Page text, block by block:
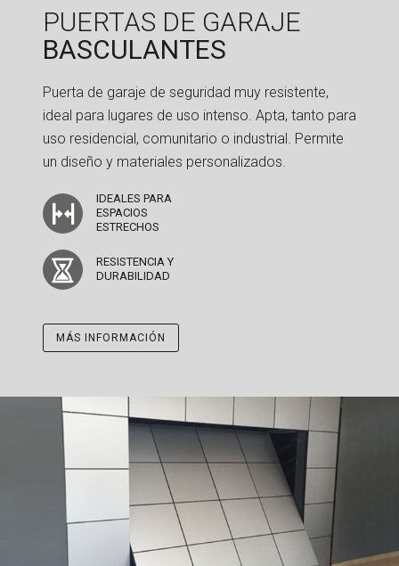
PUERTAS DE GARAJE
BASCULANTES
Puerta de garaje de seguridad muy resistente,
ideal para lugares de uso intenso. Apta, tanto para
uso residencial, comunitario o industrial. Permite
un diseño y materiales personalizados.
IDEALES PARA
ESPACIOS
ESTRECHOS
RESISTENCIA Y
DURABILIDAD
MÁS INFORMACIÓN